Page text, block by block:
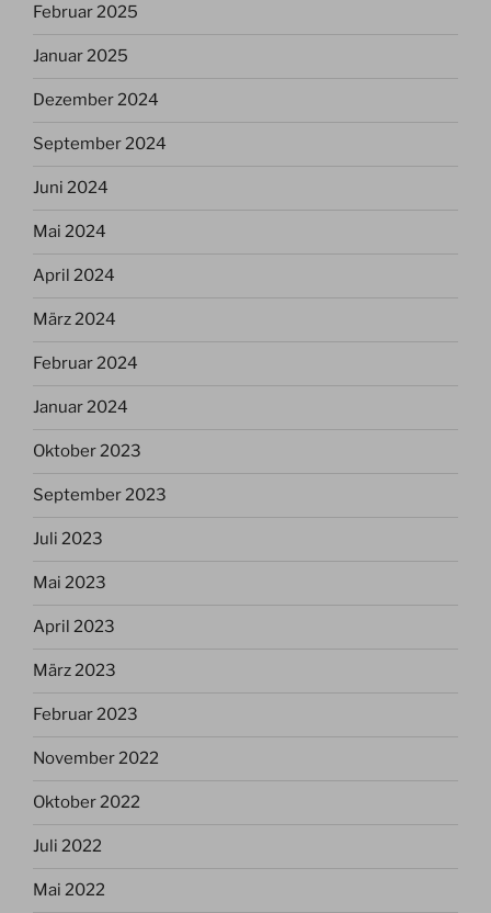
Februar 2025
Januar 2025
Dezember 2024
September 2024
Juni 2024
Mai 2024
April 2024
März 2024
Februar 2024
Januar 2024
Oktober 2023
September 2023
Juli 2023
Mai 2023
April 2023
März 2023
Februar 2023
November 2022
Oktober 2022
Juli 2022
Mai 2022